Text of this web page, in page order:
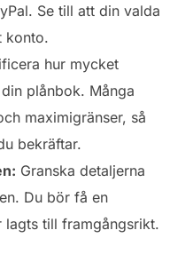
Se till att din valda
konto.
hur mycket
plånbok. Många
maximigränser, så
bekräftar.
Granska detaljerna
Du bör få en
lagts till framgångsrikt.